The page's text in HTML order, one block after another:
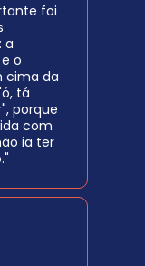
foi
a
o
cima da
tá
porque
com
ia ter